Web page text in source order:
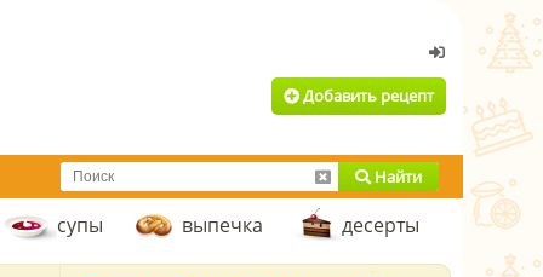
Добавить рецепт
Найти
супы выпечка десерты